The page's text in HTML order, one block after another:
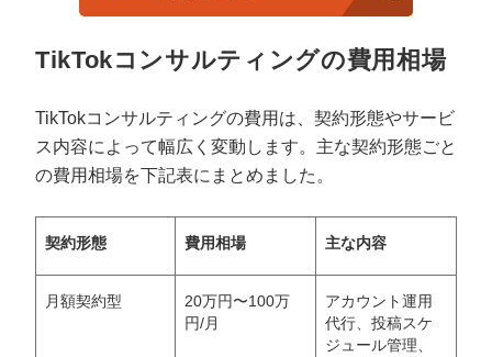
TikTokコンサルティングの費用相場
TikTokコンサルティングの費用は、契約形態やサービ
ス内容によって幅広く変動します。主な契約形態ごと
の費用相場を下記表にまとめました。
契約形態 費用相場 主な内容
月額契約型
20万円〜100万
円/月
アカウント運用
代行、投稿スケ
ジュール管理、